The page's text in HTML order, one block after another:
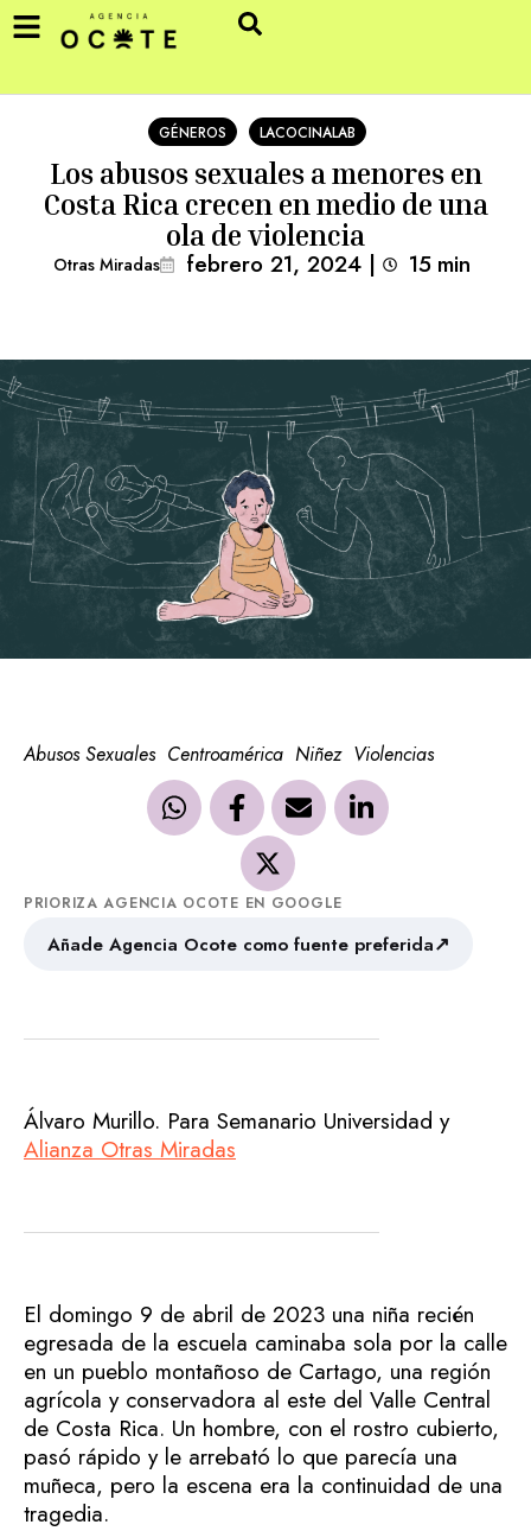
GÉNEROS LACOCINALAB
Los abusos sexuales a menores en
Costa Rica crecen en medio de una
ola de violencia
Otras Miradas febrero 21, 2024 | 15 min
Abusos Sexuales Centroamérica Niñez Violencias
PRIORIZA AGENCIA OCOTE EN GOOGLE
Añade Agencia Ocote como fuente preferida↗
Álvaro Murillo. Para Semanario Universidad y
Alianza Otras Miradas
El domingo 9 de abril de 2023 una niña recién
egresada de la escuela caminaba sola por la calle
en un pueblo montañoso de Cartago, una región
agrícola y conservadora al este del Valle Central
de Costa Rica. Un hombre, con el rostro cubierto,
pasó rápido y le arrebató lo que parecía una
muñeca, pero la escena era la continuidad de una
tragedia.